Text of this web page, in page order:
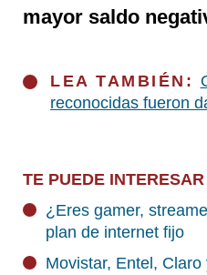
mayor saldo
LEA TAMBIÉN:
reconocidas fueron
TE PUEDE INTERESAR
¿Eres gamer,
plan de internet fijo
Movistar, Entel,